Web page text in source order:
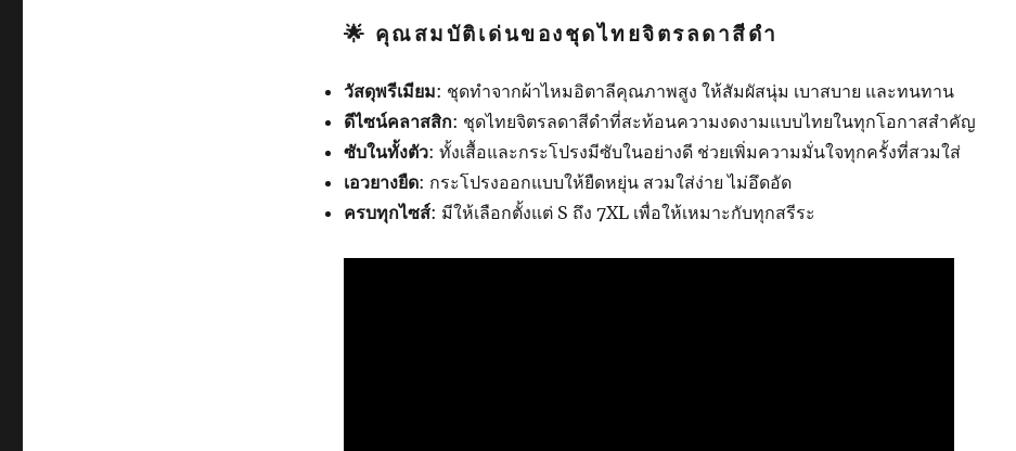
🌟 คุณสมบัติเด่นของชุดไทยจิตรลดาสีดํา
วัสดุพรีเมียม: ชุดทำจากผ้าไหมอิตาลีคุณภาพสูง ให้สัมผัสนุ่ม เบาสบาย และทนทาน
ดีไซน์คลาสสิก: ชุดไทยจิตรลดาสีดำที่สะท้อนความงดงามแบบไทยในทุกโอกาสสำคัญ
ซับในทั้งตัว: ทั้งเสื้อและกระโปรงมีซับในอย่างดี ช่วยเพิ่มความมั่นใจทุกครั้งที่สวมใส่
เอวยางยืด: กระโปรงออกแบบให้ยืดหยุ่น สวมใส่ง่าย ไม่อึดอัด
ครบทุกไซส์: มีให้เลือกตั้งแต่ S ถึง 7XL เพื่อให้เหมาะกับทุกสรีระ